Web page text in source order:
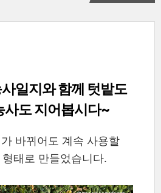
일지와 함께 텃밭도
사도 지어봅시다~
바뀌어도 계속 사용할
태로 만들었습니다.